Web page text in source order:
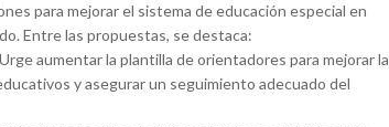
para mejorar el sistema de educación especial en
Entre las propuestas, se destaca:
aumentar la plantilla de orientadores para mejorar la
y asegurar un seguimiento adecuado del